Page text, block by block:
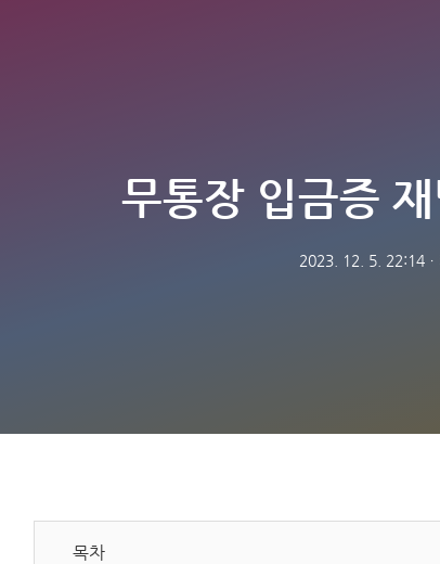
무통장 입금증
2023. 12. 5. 22:14ㆍ
목차